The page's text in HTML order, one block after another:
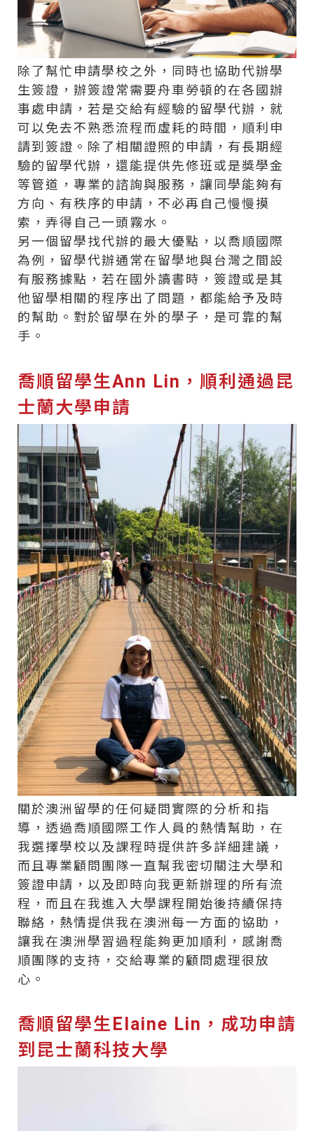
除了幫忙申請學校之外，同時也協助代辦學
生簽證，辦簽證常需要舟車勞頓的在各國辦
事處申請，若是交給有經驗的留學代辦，就
可以免去不熟悉流程而虛耗的時間，順利申
請到簽證。除了相關證照的申請，有長期經
驗的留學代辦，還能提供先修班或是獎學金
等管道，專業的諮詢與服務，讓同學能夠有
方向、有秩序的申請，不必再自己慢慢摸
索，弄得自己一頭霧水。
另一個留學找代辦的最大優點，以喬順國際
為例，留學代辦通常在留學地與台灣之間設
有服務據點，若在國外讀書時，簽證或是其
他留學相關的程序出了問題，都能給予及時
的幫助。對於留學在外的學子，是可靠的幫
手。
喬順留學生Ann Lin，順利通過昆
士蘭大學申請​
關於澳洲留學的任何疑問實際的分析和指
導，透過喬順國際工作人員的熱情幫助，在
我選擇學校以及課程時提供許多詳細建議，
而且專業顧問團隊一直幫我密切關注大學和
簽證申請，以及即時向我更新辦理的所有流
程，而且在我進入大學課程開始後持續保持
聯絡，熱情提供我在澳洲每一方面的協助，
讓我在澳洲學習過程能夠更加順利，感謝喬
順團隊的支持，交給專業的顧問處理很放
心。
喬順留學生Elaine Lin，成功申請
到昆士蘭科技大學